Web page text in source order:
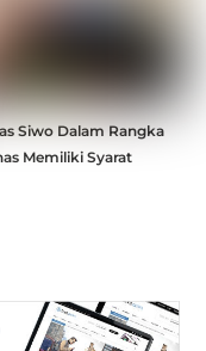
Siwo Dalam Rangka
Memiliki Syarat